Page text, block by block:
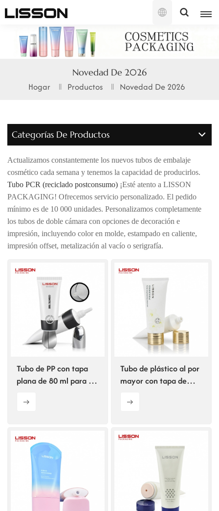
Español
English
français
español
português
العربية
日本語
한국의
ไทย
Novedad De 2026
Hogar Productos Novedad De 2026
Categorías De Productos
Actualizamos constantemente los nuevos tubos de embalaje
cosmético cada semana y tenemos la capacidad de producirlos.
Tubo PCR (reciclado postconsumo) ¡Esté atento a LISSON
PACKAGING! Ofrecemos servicio personalizado. El pedido
mínimo es de 10 000 unidades. Personalizamos completamente
los tubos de doble cámara con opciones de decoración e
impresión, incluyendo color en molde, estampado en caliente,
impresión offset, metalización al vacío o serigrafía.
Tubo de PP con tapa
plana de 80 ml para el
cabelludo (venta al por
Tubo de plástico al por
mayor con tapa de
cilíndrica de rosca de